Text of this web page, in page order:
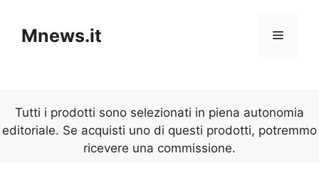
contenuto
Mnews.it Menu
Tutti i prodotti sono selezionati in piena autonomia
editoriale. Se acquisti uno di questi prodotti, potremmo
ricevere una commissione.